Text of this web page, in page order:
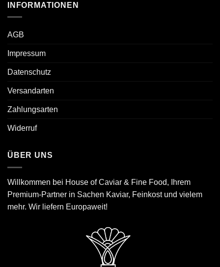
INFORMATIONEN
AGB
Impressum
Datenschutz
Versandarten
Zahlungsarten
Widerruf
ÜBER UNS
Willkommen bei House of Caviar & Fine Food, Ihrem
Premium-Partner in Sachen Kaviar, Feinkost und vielem
mehr. Wir liefern Europaweit!